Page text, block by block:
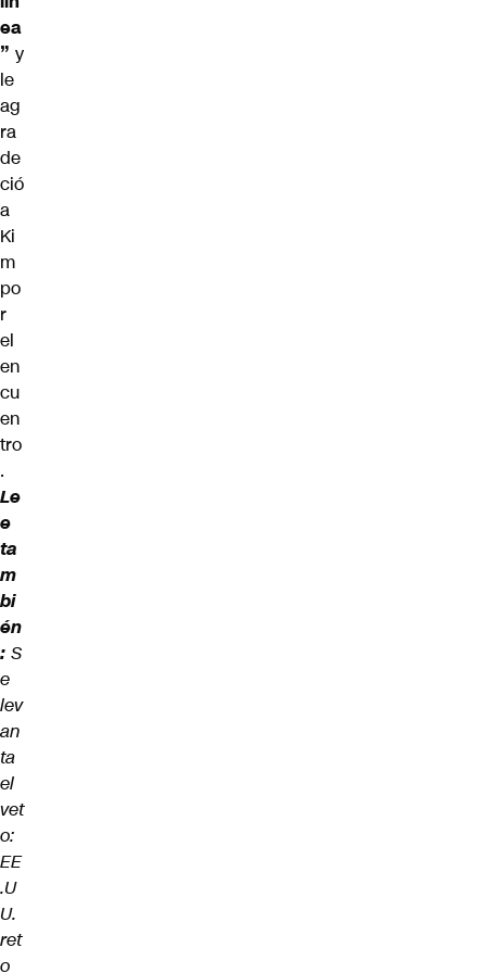
ea
” y
le
ag
ra
de
ció
a
Ki
m
po
r
el
en
cu
en
tro
.
Le
e
ta
m
bi
én
: S
e
lev
an
ta
el
vet
o:
EE
.U
U.
ret
o